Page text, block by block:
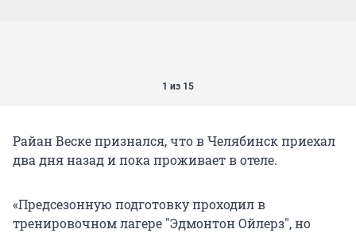
1 из 15
Райан Веске признался, что в Челябинск приехал
два дня назад и пока проживает в отеле.
«Предсезонную подготовку проходил в
тренировочном лагере "Эдмонтон Ойлерз", но